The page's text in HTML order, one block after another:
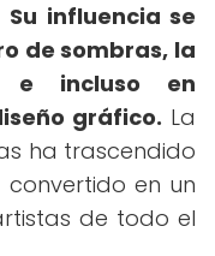
Su influencia se
de sombras, la
e incluso en
gráfico. La
ha trascendido
en un
de todo el